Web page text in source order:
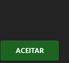
ACEITAR